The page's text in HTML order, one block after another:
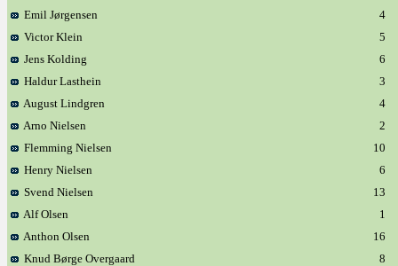
Emil Jørgensen
4
Victor Klein
5
Jens Kolding
6
Haldur Lasthein
3
August Lindgren
4
Arno Nielsen
2
Flemming Nielsen
10
Henry Nielsen
6
Svend Nielsen
13
Alf Olsen
1
Anthon Olsen
16
Knud Børge Overgaard
8